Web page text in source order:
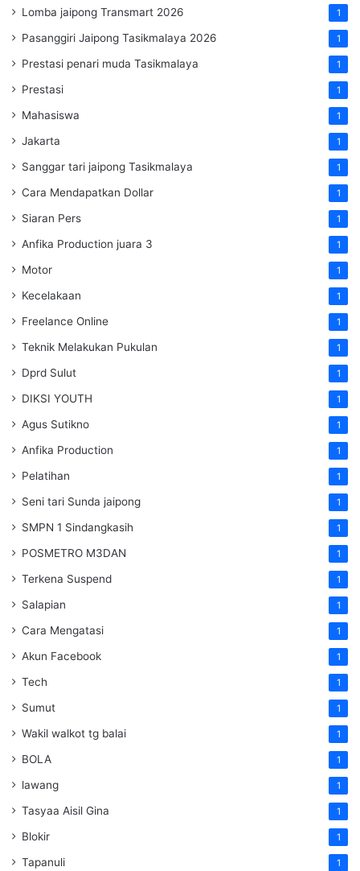
Lomba jaipong Transmart 2026 1
Pasanggiri Jaipong Tasikmalaya 2026 1
Prestasi penari muda Tasikmalaya 1
Prestasi 1
Mahasiswa 1
Jakarta 1
Sanggar tari jaipong Tasikmalaya 1
Cara Mendapatkan Dollar 1
Siaran Pers 1
Anfika Production juara 3 1
Motor 1
Kecelakaan 1
Freelance Online 1
Teknik Melakukan Pukulan 1
Dprd Sulut 1
DIKSI YOUTH 1
Agus Sutikno 1
Anfika Production 1
Pelatihan 1
Seni tari Sunda jaipong 1
SMPN 1 Sindangkasih 1
POSMETRO M3DAN 1
Terkena Suspend 1
Salapian 1
Cara Mengatasi 1
Akun Facebook 1
Tech 1
Sumut 1
Wakil walkot tg balai 1
BOLA 1
lawang 1
Tasyaa Aisil Gina 1
Blokir 1
Tapanuli 1